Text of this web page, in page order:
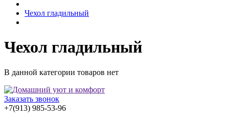
Чехол гладильный
Чехол гладильный
В данной категории товаров нет
Заказать звонок
+7(913) 985-53-96